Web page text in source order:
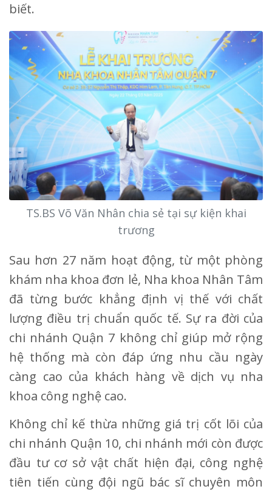
biết.
TS.BS Võ Văn Nhân chia sẻ tại sự kiện khai
trương
Sau hơn 27 năm hoạt động, từ một phòng
khám nha khoa đơn lẻ, Nha khoa Nhân Tâm
đã từng bước khẳng định vị thế với chất
lượng điều trị chuẩn quốc tế. Sự ra đời của
chi nhánh Quận 7 không chỉ giúp mở rộng
hệ thống mà còn đáp ứng nhu cầu ngày
càng cao của khách hàng về dịch vụ nha
khoa công nghệ cao.
Không chỉ kế thừa những giá trị cốt lõi của
chi nhánh Quận 10, chi nhánh mới còn được
đầu tư cơ sở vật chất hiện đại, công nghệ
tiên tiến cùng đội ngũ bác sĩ chuyên môn